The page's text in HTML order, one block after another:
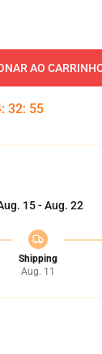
AO
: 32: 54
15 - Aug. 22
Shipping
Aug. 11